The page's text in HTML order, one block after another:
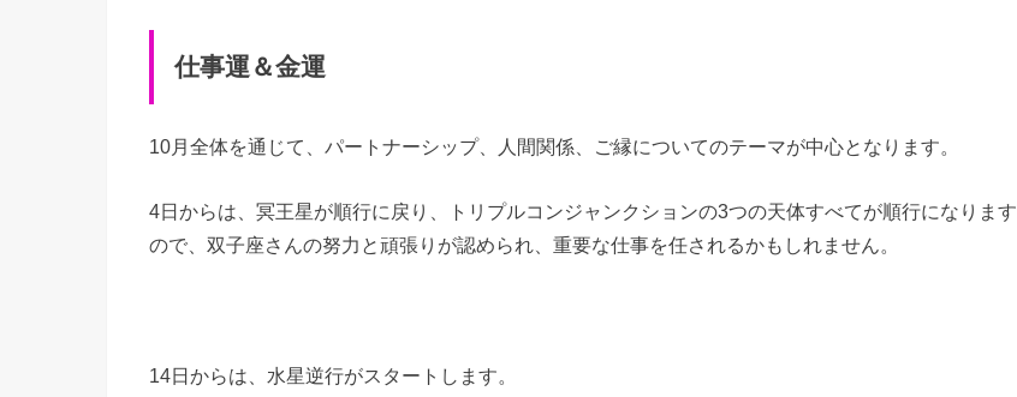
仕事運＆金運
10月全体を通じて、パートナーシップ、人間関係、ご縁についてのテーマが中心となります。
4日からは、冥王星が順行に戻り、トリプルコンジャンクションの3つの天体すべてが順行になります
ので、双子座さんの努力と頑張りが認められ、重要な仕事を任されるかもしれません。
14日からは、水星逆行がスタートします。